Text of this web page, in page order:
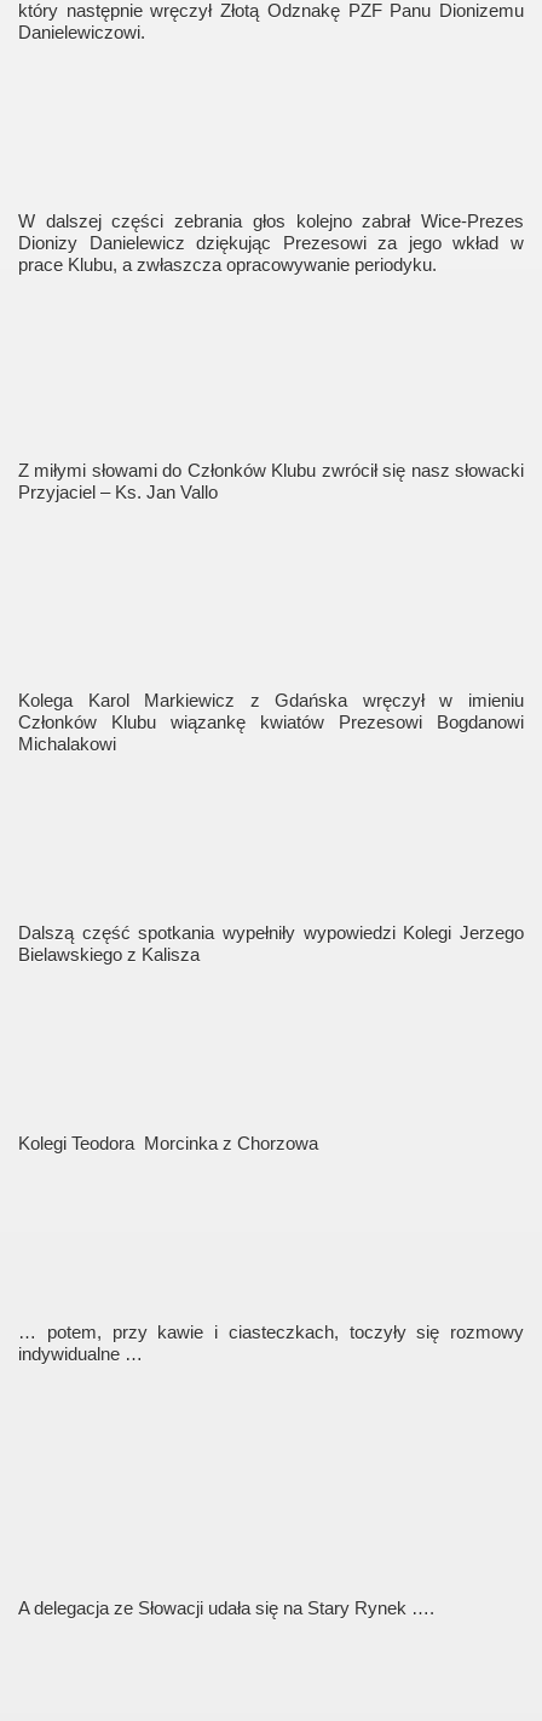
który następnie wręczył Złotą Odznakę PZF Panu Dionizemu
Danielewiczowi.
W dalszej części zebrania głos kolejno zabrał Wice-Prezes
Dionizy Danielewicz dziękując Prezesowi za jego wkład w
prace Klubu, a zwłaszcza opracowywanie periodyku.
Z miłymi słowami do Członków Klubu zwrócił się nasz słowacki
Przyjaciel – Ks. Jan Vallo
Kolega Karol Markiewicz z Gdańska wręczył w imieniu
Członków Klubu wiązankę kwiatów Prezesowi Bogdanowi
Michalakowi
Dalszą część spotkania wypełniły wypowiedzi Kolegi Jerzego
Bielawskiego z Kalisza
Kolegi Teodora Morcinka z Chorzowa
… potem, przy kawie i ciasteczkach, toczyły się rozmowy
indywidualne …
A delegacja ze Słowacji udała się na Stary Rynek ….